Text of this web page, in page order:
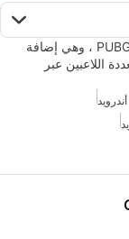
يمتد امتياز PUBG بشكل أكبر مع إضافة PUBG: New Slate ، وهي إضافة
اللاعبين عبر